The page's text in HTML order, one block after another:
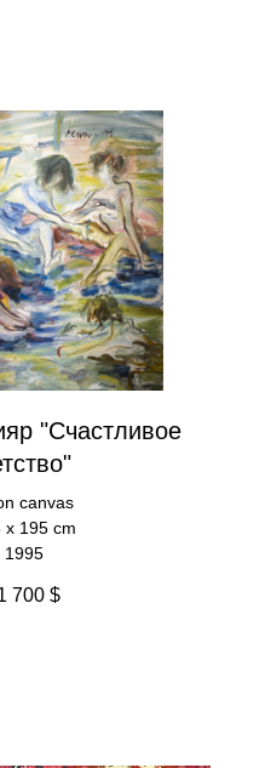
"Счастливое
canvas
x 195 cm
1995
700 $